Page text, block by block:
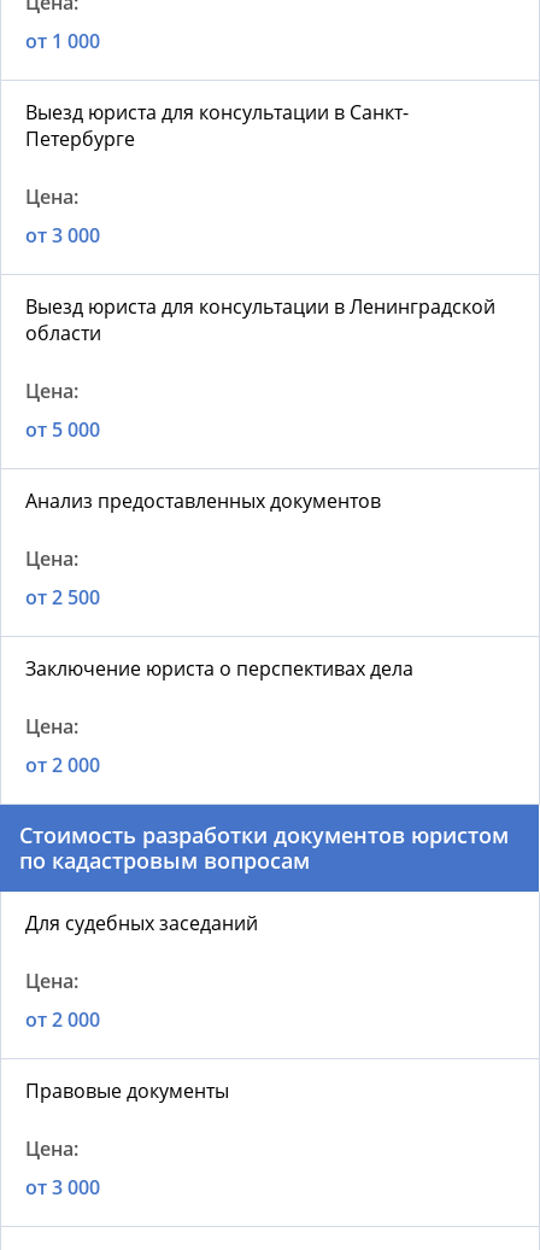
от 1 000
Выезд юриста для консультации в Санкт-
Петербурге
от 3 000
Выезд юриста для консультации в Ленинградской
области
от 5 000
Анализ предоставленных документов
от 2 500
Заключение юриста о перспективах дела
от 2 000
Стоимость разработки документов юристом
по кадастровым вопросам
Для судебных заседаний
от 2 000
Правовые документы
от 3 000